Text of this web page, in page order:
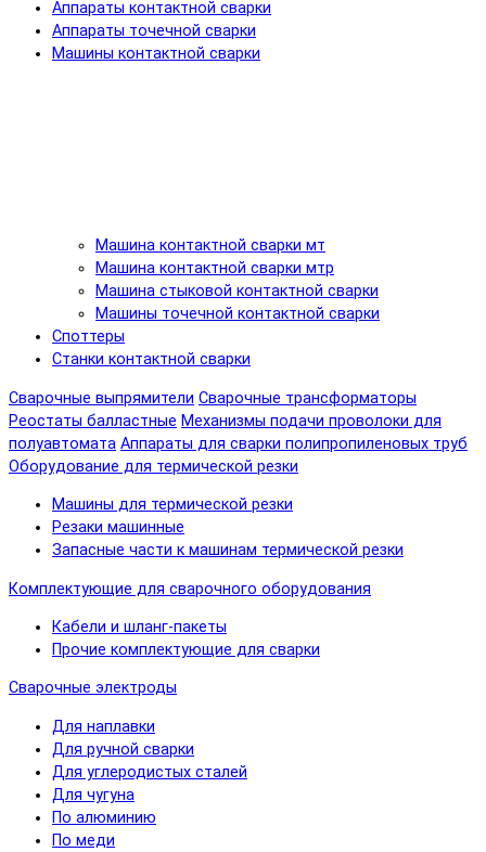
Аппараты контактной сварки
Аппараты точечной сварки
Машины контактной сварки
Машина контактной сварки мт
Машина контактной сварки мтр
Машина стыковой контактной сварки
Машины точечной контактной сварки
Споттеры
Станки контактной сварки
Сварочные выпрямители Сварочные трансформаторы
Реостаты балластные Механизмы подачи проволоки для
полуавтомата Аппараты для сварки полипропиленовых труб
Оборудование для термической резки
Машины для термической резки
Резаки машинные
Запасные части к машинам термической резки
Комплектующие для сварочного оборудования
Кабели и шланг-пакеты
Прочие комплектующие для сварки
Сварочные электроды
Для наплавки
Для ручной сварки
Для углеродистых сталей
Для чугуна
По алюминию
По меди